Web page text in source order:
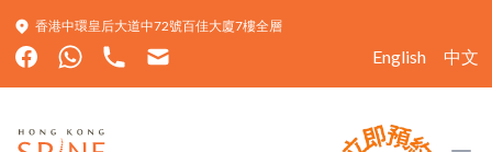
香港中環皇后大道中72號百佳大廈7樓全層
English 中文
Hong Kong Spine Centre